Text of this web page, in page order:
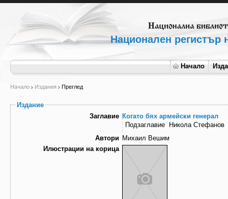
Национален регистър
Начало
Начало Издания Преглед
Издание
Заглавие Когато бях армейски генерал
Подзаглавие
Никола Стефанов
Автори Михаил Вешим
Илюстрации на корица